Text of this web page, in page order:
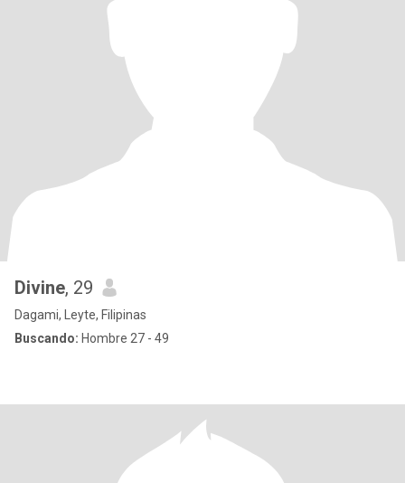
Divine, 29
Dagami, Leyte, Filipinas
Buscando: Hombre 27 - 49